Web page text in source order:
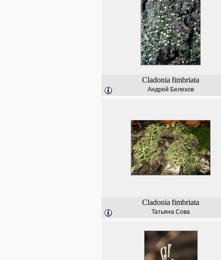
Cladonia fimbriata
Андрей Белехов
Cladonia fimbriata
Татьяна Сова